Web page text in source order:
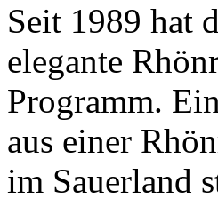
Seit 1989 hat
elegante
Programm.
aus einer
im Sauerland